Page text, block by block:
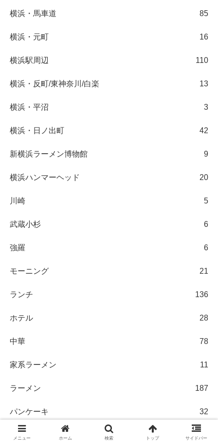
横浜・馬車道 85
横浜・元町 16
横浜駅周辺 110
横浜・反町/東神奈川/白楽 13
横浜・平沼 3
横浜・日ノ出町 42
新横浜ラーメン博物館 9
横浜ハンマーヘッド 20
川崎 5
武蔵小杉 6
強羅 6
モーニング 21
ランチ 136
ホテル 28
中華 78
家系ラーメン 11
ラーメン 187
パンケーキ 32
パン 47
メニュー ホーム 検索 トップ サイドバー